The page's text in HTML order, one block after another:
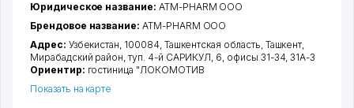
Юридическое название: ATM-PHARM ООО
Брендовое название: ATM-PHARM ООО
Адрес: Узбекистан, 100084, Ташкентская область, Ташкент,
Мирабадский район,туп. 4-й САРИКУЛ, 6, офисы 31-34, 31А-3
Ориентир: гостиница "ЛОКОМОТИВ
Показать на карте